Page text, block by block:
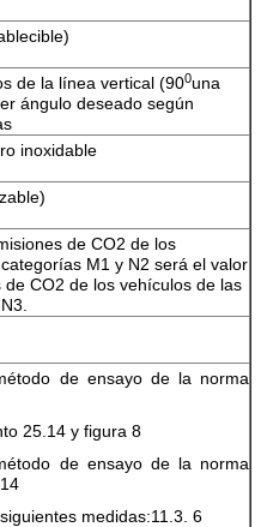
de la línea vertical (900una
ángulo deseado según
inoxidable
de CO2 de los
M1 y N2 será el valor
de CO2 de los vehículos de las
de ensayo de la norma
25.14 y figura 8
de ensayo de la norma
medidas:11.3. 6